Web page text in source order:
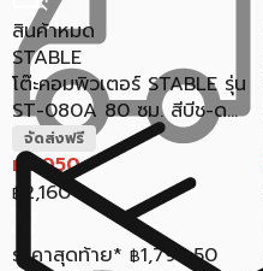
สินค้าหมด
STABLE
โต๊ะคอมพิวเตอร์ STABLE รุ่น
ST-080A 80 ซม. สีบีช-ด...
จัดส่งฟรี
฿ 2,050
฿ 2,160
ราคาสุดท้าย* ฿1,794.50